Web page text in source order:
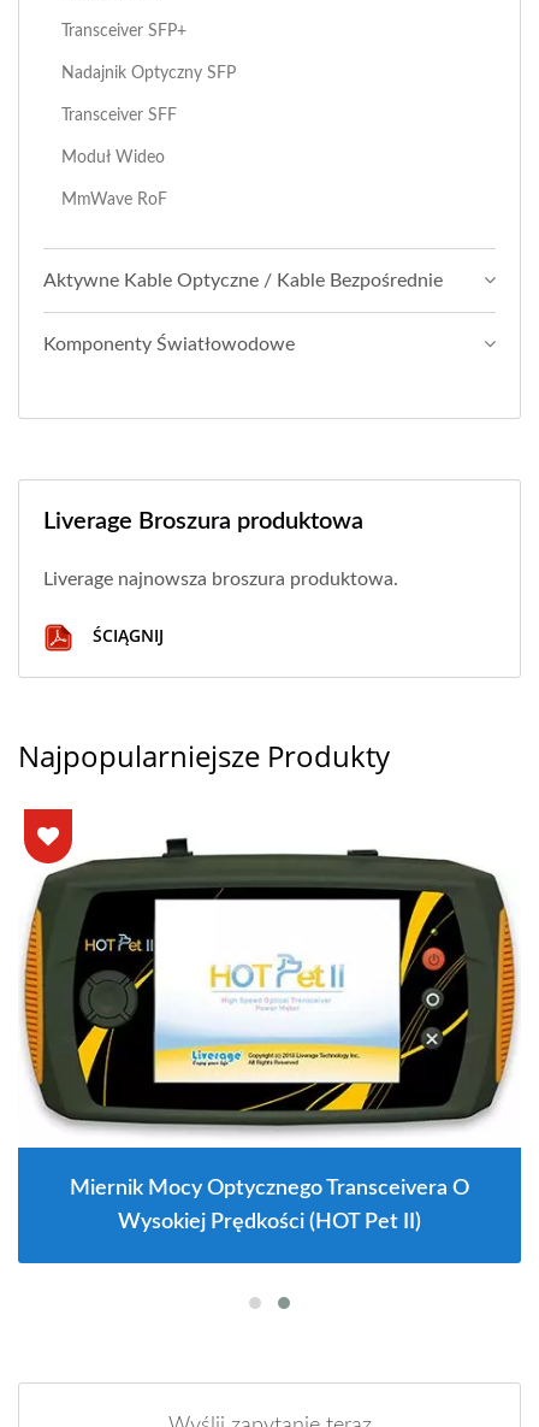
Transceiver SFP+
Nadajnik Optyczny SFP
Transceiver SFF
Moduł Wideo
MmWave RoF
Aktywne Kable Optyczne / Kable Bezpośrednie
Komponenty Światłowodowe
Liverage Broszura produktowa
Liverage najnowsza broszura produktowa.
ŚCIĄGNIJ
Najpopularniejsze Produkty
Miernik Mocy Optycznego Transceivera O
Wysokiej Prędkości (HOT Pet II)